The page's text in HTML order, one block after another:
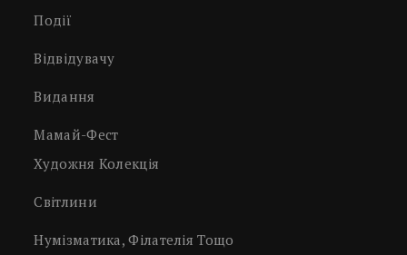
Події
Відвідувачу
Видання
Мамай-Фест
Художня Колекція
Світлини
Нумізматика, Філателія Тощо